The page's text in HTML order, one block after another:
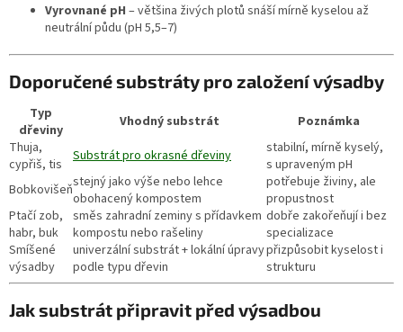
Vyrovnané pH – většina živých plotů snáší mírně kyselou až
neutrální půdu (pH 5,5–7)
Doporučené substráty pro založení výsadby
Typ
dřeviny
Vhodný substrát
Poznámka
Thuja,
cypřiš, tis
Substrát pro okrasné dřeviny
stabilní, mírně kyselý,
s upraveným pH
Bobkovišeňstejný jako výše nebo lehce
obohacený kompostem
potřebuje živiny, ale
propustnost
Ptačí zob,
habr, buk
směs zahradní zeminy s přídavkem
kompostu nebo rašeliny
dobře zakořeňují i bez
specializace
Smíšené
výsadby
univerzální substrát + lokální úpravy
podle typu dřevin
přizpůsobit kyselost i
strukturu
Jak substrát připravit před výsadbou